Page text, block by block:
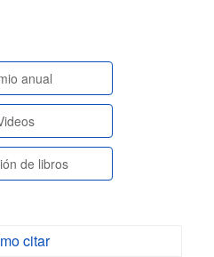
anual
de libros
citar